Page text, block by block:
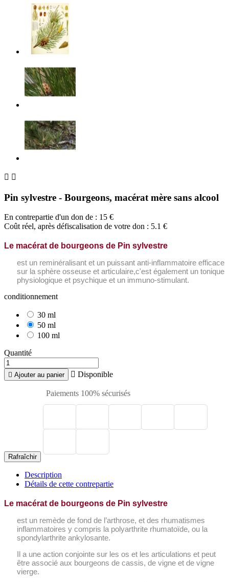
 
Pin sylvestre - Bourgeons, macérat mère sans alcool
En contrepartie d'un don de : 15 €
Coût réel, après défiscalisation de votre don : 5.1 €
Le macérat de bourgeons de Pin sylvestre
est un reminéralisant et un puissant anti-inflammatoire efficace
sur la sphère osseuse et articulaire,c'est également un tonique
physiologique et psychique et un immuno-stimulant.
conditionnement
30 ml
50 ml
100 ml
Quantité
 Ajouter au panier  Disponible
Paiements 100% sécurisés
Description
Détails de cette contrepartie
Le macérat de bourgeons de Pin sylvestre
est un remède de fond de l’arthrose, et des rhumatismes
inflammatoires y compris la polyarthrite rhumatoïde, ou la
spondylarthrite ankylosante.
Il a une action conjointe sur les os et les articulations et peut
être associé aux bourgeons de cassis, de vigne et de vigne
vierge.